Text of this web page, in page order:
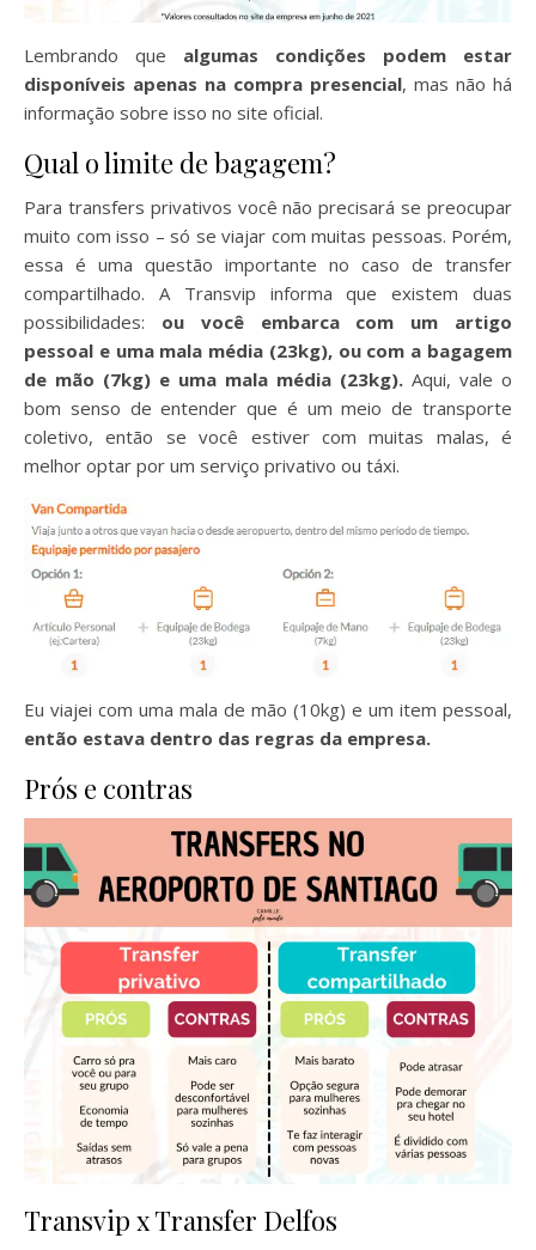
Lembrando que algumas condições podem estar
disponíveis apenas na compra presencial, mas não há
informação sobre isso no site oficial.
Qual o limite de bagagem?
Para transfers privativos você não precisará se preocupar
muito com isso – só se viajar com muitas pessoas. Porém,
essa é uma questão importante no caso de transfer
compartilhado. A Transvip informa que existem duas
possibilidades: ou você embarca com um artigo
pessoal e uma mala média (23kg), ou com a bagagem
de mão (7kg) e uma mala média (23kg). Aqui, vale o
bom senso de entender que é um meio de transporte
coletivo, então se você estiver com muitas malas, é
melhor optar por um serviço privativo ou táxi.
Eu viajei com uma mala de mão (10kg) e um item pessoal,
então estava dentro das regras da empresa.
Prós e contras
Transvip x Transfer Delfos